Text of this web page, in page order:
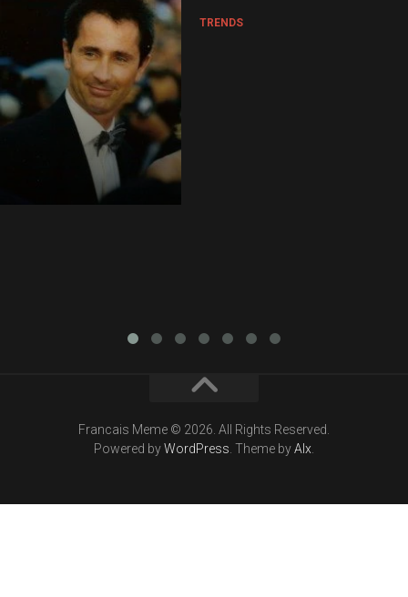
TRENDS
Francais Meme © 2026. All Rights Reserved.
Powered byWordPress . Theme byAlx